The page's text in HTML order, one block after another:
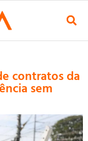
contratos da
sem